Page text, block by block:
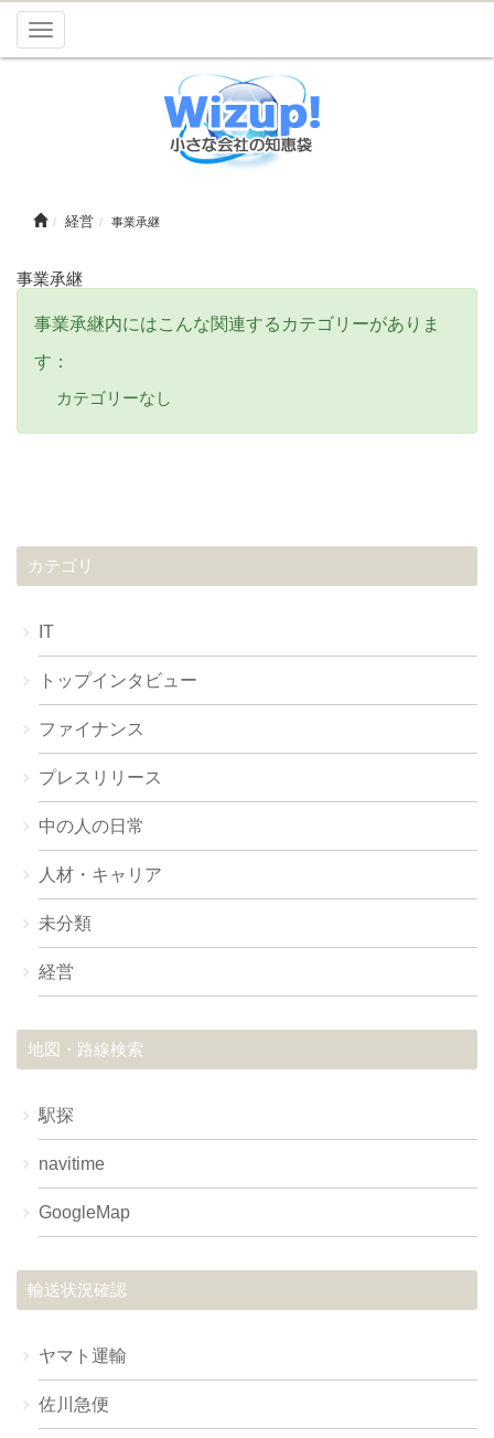
Toggle
経営 事業承継
事業承継
事業承継内にはこんな関連するカテゴリーがありま
す：
カテゴリーなし
カテゴリ
IT
トップインタビュー
ファイナンス
プレスリリース
中の人の日常
人材・キャリア
未分類
経営
地図・路線検索
駅探
navitime
GoogleMap
輸送状況確認
ヤマト運輸
佐川急便